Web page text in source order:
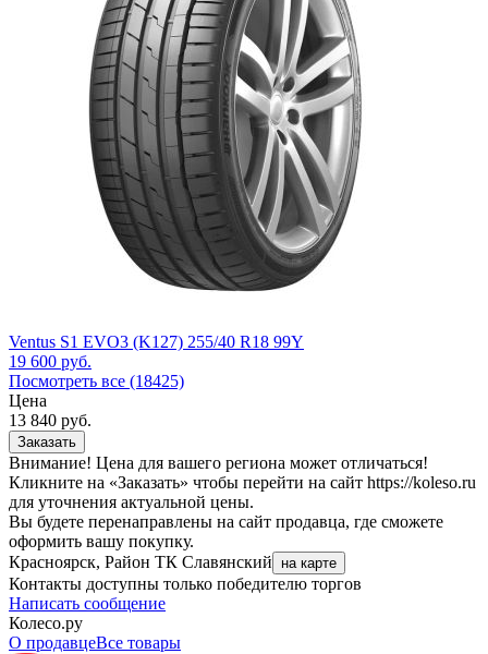
Ventus S1 EVO3 (K127) 255/40 R18 99Y
19 600 руб.
Посмотреть все (18425)
Цена
13 840 руб.
Заказать
Внимание! Цена для вашего региона может отличаться!
Кликните на «Заказать» чтобы перейти на сайт https://koleso.ru
для уточнения актуальной цены.
Вы будете перенаправлены на сайт продавца, где сможете
оформить вашу покупку.
Красноярск, Район ТК Славянский
на карте
Контакты доступны только победителю торгов
Написать сообщение
Колесо.ру
О продавцеВсе товары